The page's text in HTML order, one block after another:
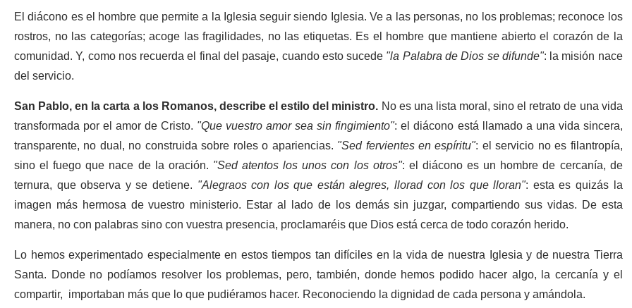
El diácono es el hombre que permite a la Iglesia seguir siendo Iglesia. Ve a las personas, no los problemas; reconoce los
rostros, no las categorías; acoge las fragilidades, no las etiquetas. Es el hombre que mantiene abierto el corazón de la
comunidad. Y, como nos recuerda el final del pasaje, cuando esto sucede"la Palabra de Dios se difunde": la misión nace
del servicio.
San Pablo, en la carta a los Romanos, describe el estilo del ministro.No es una lista moral, sino el retrato de una vida
transformada por el amor de Cristo. "Que vuestro amor sea sin fingimiento": el diácono está llamado a una vida sincera,
transparente, no dual, no construida sobre roles o apariencias. "Sed fervientes en espíritu": el servicio no es filantropía,
sino el fuego que nace de la oración. "Sed atentos los unos con los otros": el diácono es un hombre de cercanía, de
ternura, que observa y se detiene. "Alegraos con los que están alegres, llorad con los que lloran": esta es quizás la
imagen más hermosa de vuestro ministerio. Estar al lado de los demás sin juzgar, compartiendo sus vidas. De esta
manera, no con palabras sino con vuestra presencia, proclamaréis que Dios está cerca de todo corazón herido.
Lo hemos experimentado especialmente en estos tiempos tan difíciles en la vida de nuestra Iglesia y de nuestra Tierra
Santa. Donde no podíamos resolver los problemas, pero, también, donde hemos podido hacer algo, la cercanía y el
compartir, importaban más que lo que pudiéramos hacer. Reconociendo la dignidad de cada persona y amándola.